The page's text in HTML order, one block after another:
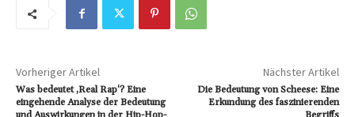
Vorheriger Artikel
Was bedeutet ‚Real Rap‘? Eine
eingehende Analyse der Bedeutung
Nächster Artikel
Die Bedeutung von Scheese: Eine
Erkundung des faszinierenden